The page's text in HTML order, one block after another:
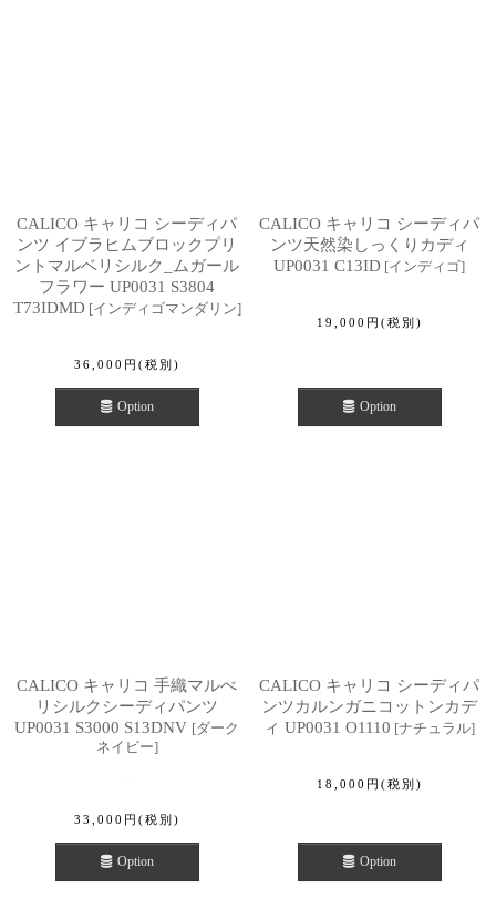
CALICO キャリコ シーディパ
ンツ イブラヒムブロックプリ
ントマルベリシルク_ムガール
フラワー UP0031 S3804
T73IDMD [インディゴマンダリン]
36,000 円 (税別)
Option
CALICO キャリコ シーディパ
ンツ天然染しっくりカディ
UP0031 C13ID [インディゴ]
19,000 円 (税別)
Option
CALICO キャリコ 手織マルべ
リシルクシーディパンツ
UP0031 S3000 S13DNV [ダーク
ネイビー]
33,000 円 (税別)
Option
CALICO キャリコ シーディパ
ンツカルンガニコットンカデ
ィ UP0031 O1110 [ナチュラル]
18,000 円 (税別)
Option